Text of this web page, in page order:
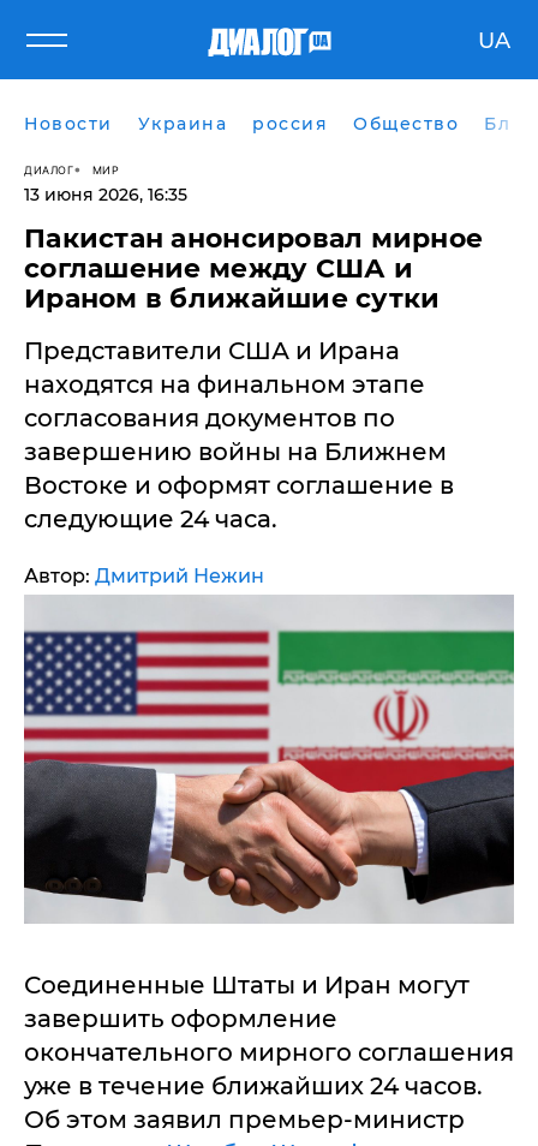
UA
Новости Украина россия Общество
ДИАЛОГ МИР
13 июня 2026, 16:35
Пакистан анонсировал мирное
соглашение между США и
Ираном в ближайшие сутки
Представители США и Ирана
находятся на финальном этапе
согласования документов по
завершению войны на Ближнем
Востоке и оформят соглашение в
следующие 24 часа.
Автор: Дмитрий Нежин
Соединенные Штаты и Иран могут
завершить оформление
окончательного мирного соглашения
уже в течение ближайших 24 часов.
Об этом заявил премьер-министр